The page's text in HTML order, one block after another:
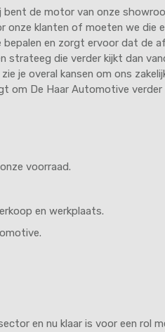
de motor van onze
klanten of moeten we die
en zorgt ervoor dat de
die verder kijkt dan
je overal kansen om ons
om De Haar Automotive verder
voorraad.
en werkplaats.
en nu klaar is voor een rol